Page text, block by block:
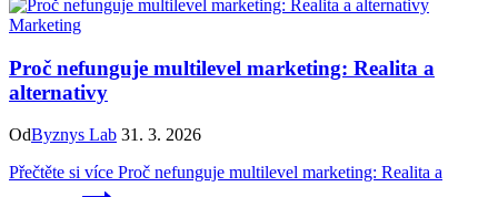
Marketing
Proč nefunguje multilevel marketing: Realita a
alternativy
OdByznys Lab 31. 3. 2026
Přečtěte si více Proč nefunguje multilevel marketing: Realita a